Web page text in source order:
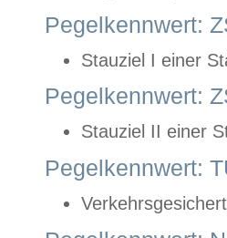
Pegelkennwert:
Stauziel I einer
Pegelkennwert:
Stauziel II einer
Pegelkennwert: